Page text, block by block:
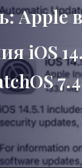
Apple
iOS